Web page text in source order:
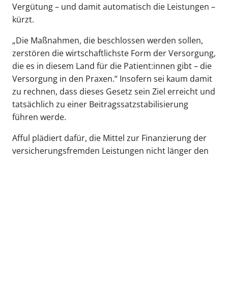
Vergütung – und damit automatisch die Leistungen –
kürzt.
„Die Maßnahmen, die beschlossen werden sollen,
zerstören die wirtschaftlichste Form der Versorgung,
die es in diesem Land für die Patient:innen gibt – die
Versorgung in den Praxen.“ Insofern sei kaum damit
zu rechnen, dass dieses Gesetz sein Ziel erreicht und
tatsächlich zu einer Beitragssatzstabilisierung
führen werde.
Afful plädiert dafür, die Mittel zur Finanzierung der
versicherungsfremden Leistungen nicht länger den